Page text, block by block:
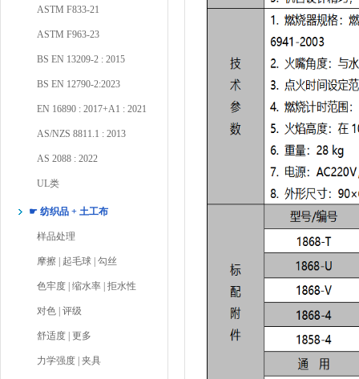
ASTM F833-21
ASTM F963-23
BS EN 13209-2 : 2015
BS EN 12790-2:2023
EN 16890 : 2017+A1 : 2021
AS/NZS 8811.1 : 2013
AS 2088 : 2022
UL类
☛ 纺织品 + 土工布
样品处理
摩擦 | 起毛球 | 勾丝
色牢度 | 缩水率 | 拒水性
对色 | 评级
舒适度 | 更多
力学强度 | 夹具